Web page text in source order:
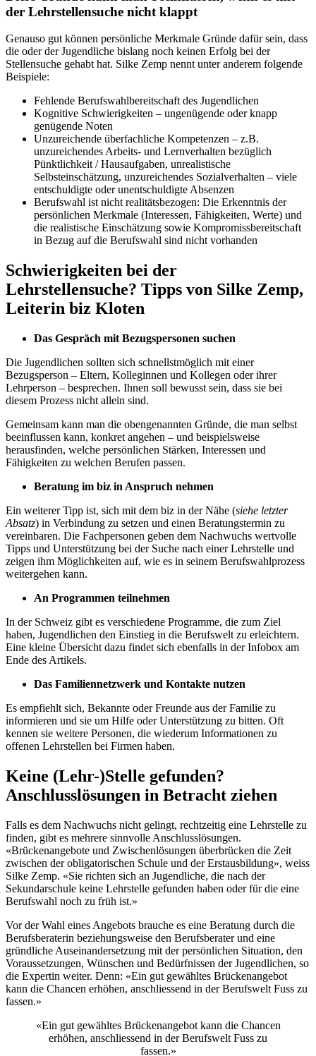
der Lehrstellensuche nicht klappt
Genauso gut können persönliche Merkmale Gründe dafür sein, dass
die oder der Jugendliche bislang noch keinen Erfolg bei der
Stellensuche gehabt hat. Silke Zemp nennt unter anderem folgende
Beispiele:
Fehlende Berufswahlbereitschaft des Jugendlichen
Kognitive Schwierigkeiten – ungenügende oder knapp
genügende Noten
Unzureichende überfachliche Kompetenzen – z.B.
unzureichendes Arbeits- und Lernverhalten bezüglich
Pünktlichkeit / Hausaufgaben, unrealistische
Selbsteinschätzung, unzureichendes Sozialverhalten – viele
entschuldigte oder unentschuldigte Absenzen
Berufswahl ist nicht realitätsbezogen: Die Erkenntnis der
persönlichen Merkmale (Interessen, Fähigkeiten, Werte) und
die realistische Einschätzung sowie Kompromissbereitschaft
in Bezug auf die Berufswahl sind nicht vorhanden
Schwierigkeiten bei der
Lehrstellensuche? Tipps von Silke Zemp,
Leiterin biz Kloten
Das Gespräch mit Bezugspersonen suchen
Die Jugendlichen sollten sich schnellstmöglich mit einer
Bezugsperson – Eltern, Kolleginnen und Kollegen oder ihrer
Lehrperson – besprechen. Ihnen soll bewusst sein, dass sie bei
diesem Prozess nicht allein sind.
Gemeinsam kann man die obengenannten Gründe, die man selbst
beeinflussen kann, konkret angehen – und beispielsweise
herausfinden, welche persönlichen Stärken, Interessen und
Fähigkeiten zu welchen Berufen passen.
Beratung im biz in Anspruch nehmen
Ein weiterer Tipp ist, sich mit dem biz in der Nähe (siehe letzter
Absatz) in Verbindung zu setzen und einen Beratungstermin zu
vereinbaren. Die Fachpersonen geben dem Nachwuchs wertvolle
Tipps und Unterstützung bei der Suche nach einer Lehrstelle und
zeigen ihm Möglichkeiten auf, wie es in seinem Berufswahlprozess
weitergehen kann.
An Programmen teilnehmen
In der Schweiz gibt es verschiedene Programme, die zum Ziel
haben, Jugendlichen den Einstieg in die Berufswelt zu erleichtern.
Eine kleine Übersicht dazu findet sich ebenfalls in der Infobox am
Ende des Artikels.
Das Familiennetzwerk und Kontakte nutzen
Es empfiehlt sich, Bekannte oder Freunde aus der Familie zu
informieren und sie um Hilfe oder Unterstützung zu bitten. Oft
kennen sie weitere Personen, die wiederum Informationen zu
offenen Lehrstellen bei Firmen haben.
Keine (Lehr-)Stelle gefunden?
Anschlusslösungen in Betracht ziehen
Falls es dem Nachwuchs nicht gelingt, rechtzeitig eine Lehrstelle zu
finden, gibt es mehrere sinnvolle Anschlusslösungen.
«Brückenangebote und Zwischenlösungen überbrücken die Zeit
zwischen der obligatorischen Schule und der Erstausbildung», weiss
Silke Zemp. «Sie richten sich an Jugendliche, die nach der
Sekundarschule keine Lehrstelle gefunden haben oder für die eine
Berufswahl noch zu früh ist.»
Vor der Wahl eines Angebots brauche es eine Beratung durch die
Berufsberaterin beziehungsweise den Berufsberater und eine
gründliche Auseinandersetzung mit der persönlichen Situation, den
Voraussetzungen, Wünschen und Bedürfnissen der Jugendlichen, so
die Expertin weiter. Denn: «Ein gut gewähltes Brückenangebot
kann die Chancen erhöhen, anschliessend in der Berufswelt Fuss zu
fassen.»
«Ein gut gewähltes Brückenangebot kann die Chancen
erhöhen, anschliessend in der Berufswelt Fuss zu
fassen.»